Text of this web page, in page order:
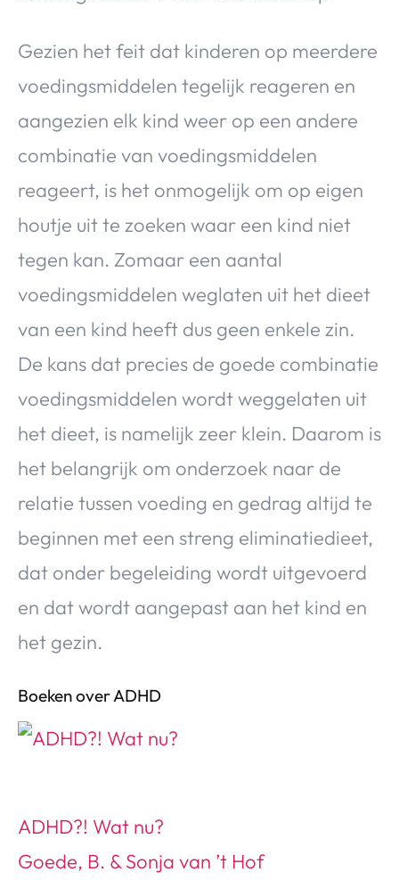
Gezien het feit dat kinderen op meerdere
voedingsmiddelen tegelijk reageren en
aangezien elk kind weer op een andere
combinatie van voedingsmiddelen
reageert, is het onmogelijk om op eigen
houtje uit te zoeken waar een kind niet
tegen kan. Zomaar een aantal
voedingsmiddelen weglaten uit het dieet
van een kind heeft dus geen enkele zin.
De kans dat precies de goede combinatie
voedingsmiddelen wordt weggelaten uit
het dieet, is namelijk zeer klein. Daarom is
het belangrijk om onderzoek naar de
relatie tussen voeding en gedrag altijd te
beginnen met een streng eliminatiedieet,
dat onder begeleiding wordt uitgevoerd
en dat wordt aangepast aan het kind en
het gezin.
Boeken over ADHD
ADHD?! Wat nu?
Goede, B. & Sonja van ’t Hof